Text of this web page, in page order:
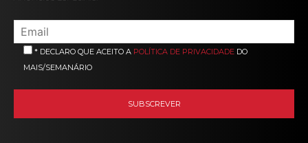
* DECLARO QUE ACEITO A POLÍTICA DE PRIVACIDADE DO
MAIS/SEMANÁRIO